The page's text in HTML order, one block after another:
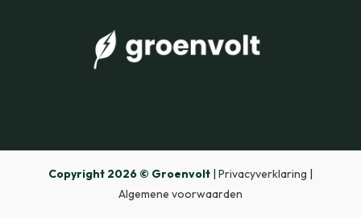
Copyright 2026 © Groenvolt| Privacyverklaring |
Algemene voorwaarden